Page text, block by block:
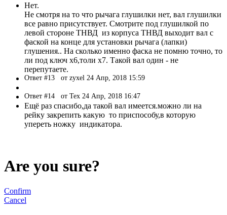
Нет.
Не смотря на то что рычага глушилки нет, вал глушилки
все равно присутствует. Смотрите под глушилкой по
левой стороне ТНВД из корпуса ТНВД выходит вал с
фаской на конце для установки рычага (лапки)
глушения.. На сколько именно фаска не помню точно, то
ли под ключ х6,толи х7. Такой вал один - не
перепутаете.
Ответ #13 от zyxel 24 Апр, 2018 15:59
Ответ #14 от Tex 24 Апр, 2018 16:47
Ещё раз спасибо,да такой вал имеется.можно ли на
рейку закрепить какую то приспособу,в которую
упереть ножку индикатора.
Are you sure?
Confirm
Cancel